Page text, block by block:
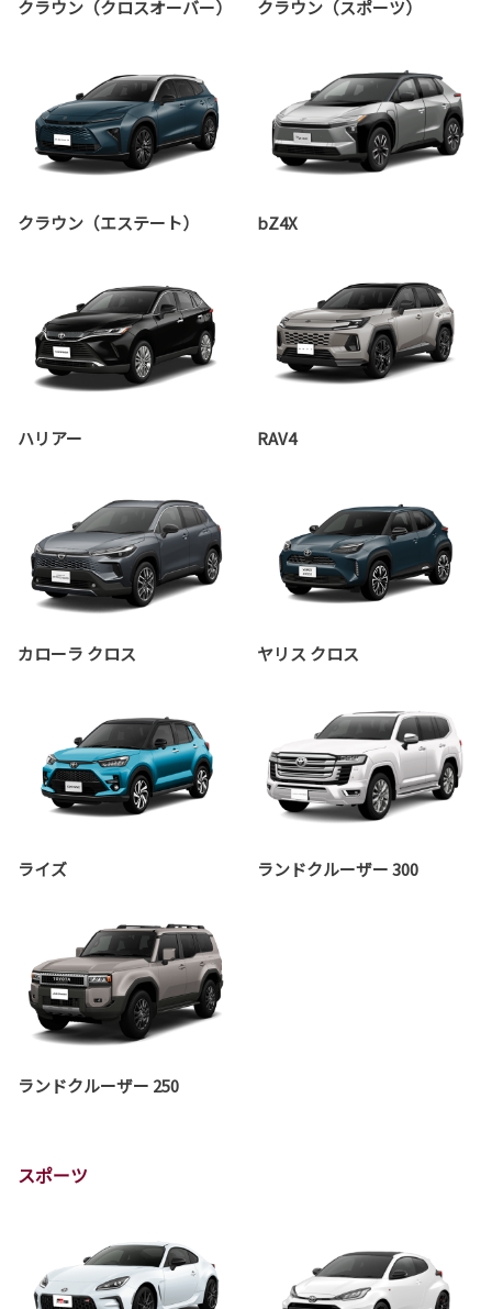
クラウン（クロスオーバー） クラウン（スポーツ）
クラウン（エステート） bZ4X
ハリアー RAV4
カローラ クロス ヤリス クロス
ライズ ランドクルーザー 300
ランドクルーザー 250
スポーツ